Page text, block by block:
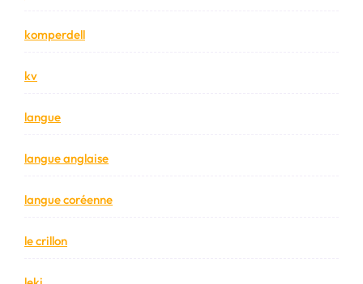
komperdell
kv
langue
langue anglaise
langue coréenne
le crillon